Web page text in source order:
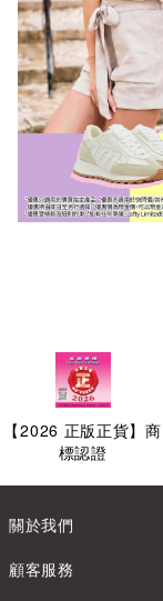
【2026 正版正貨】商
標認證
關於我們
顧客服務